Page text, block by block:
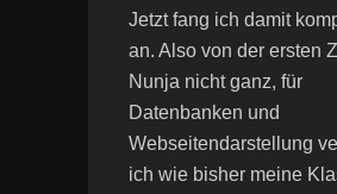
Jetzt fang ich damit
an. Also von der ersten
Nunja nicht ganz, für
Datenbanken und
Webseitendarstellung
ich wie bisher meine